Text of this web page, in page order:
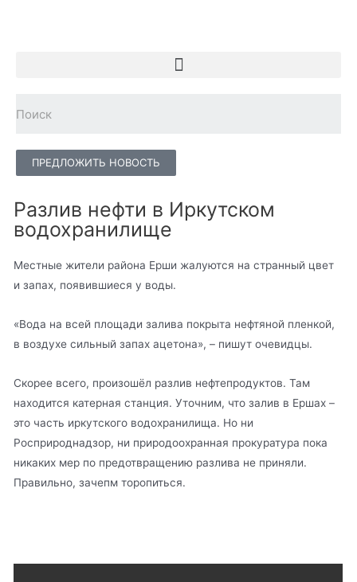
ПРЕДЛОЖИТЬ НОВОСТЬ
Разлив нефти в Иркутском
водохранилище
Местные жители района Ерши жалуются на странный цвет
и запах, появившиеся у воды.
«Вода на всей площади залива покрыта нефтяной пленкой,
в воздухе сильный запах ацетона», – пишут очевидцы.
Скорее всего, произошёл разлив нефтепродуктов. Там
находится катерная станция. Уточним, что залив в Ершах –
это часть иркутского водохранилища. Но ни
Росприроднадзор, ни природоохранная прокуратура пока
никаких мер по предотвращению разлива не приняли.
Правильно, зачепм торопиться.